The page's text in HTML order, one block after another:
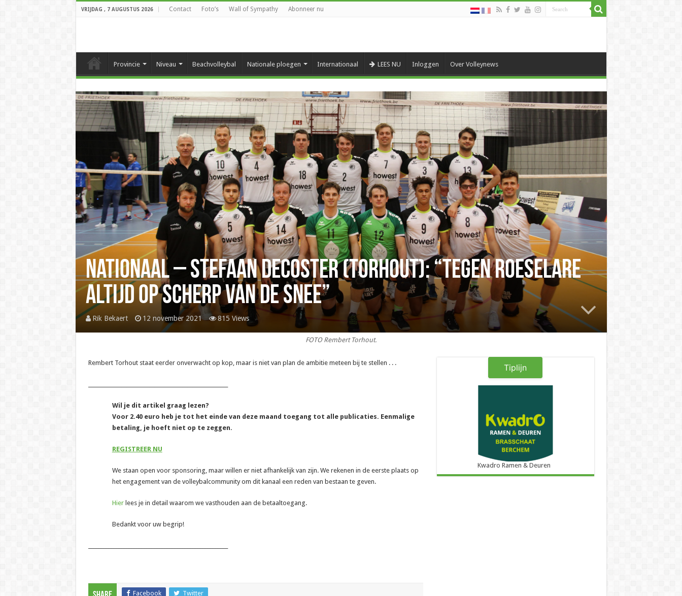
VRIJDAG , 7 AUGUSTUS 2026 Contact Foto’s Wall of Sympathy Abonneer nu
Provincie Niveau Beachvolleybal Nationale ploegen Internationaal LEES NU Inloggen Over Volleynews
Nationaal – Stefaan Decoster (Torhout): “Tegen Roeselare
altijd op scherp van de snee”
Rik Bekaert 12 november 2021 815 Views
FOTO Rembert Torhout.
Rembert Torhout staat eerder onverwacht op kop, maar is niet van plan de ambitie meteen bij te stellen . . .
Wil je dit artikel graag lezen?
Voor 2.40 euro heb je tot het einde van deze maand toegang tot alle publicaties. Eenmalige
betaling, je hoeft niet op te zeggen.
REGISTREER NU
We staan open voor sponsoring, maar willen er niet afhankelijk van zijn. We rekenen in de eerste plaats op
het engagement van de volleybalcommunity om dit kanaal een reden van bestaan te geven.
Hierlees je in detail waarom we vasthouden aan de betaaltoegang.
Bedankt voor uw begrip!
Facebook Twitter
Tiplijn
Kwadro Ramen & Deuren